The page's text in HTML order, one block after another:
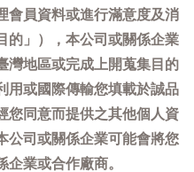
會員資料或進行滿意度及消
的」），本公司或關係企業
灣地區或完成上開蒐集目的
用或國際傳輸您填載於誠品
您同意而提供之其他個人資
公司或關係企業可能會將您
業或合作廠商。